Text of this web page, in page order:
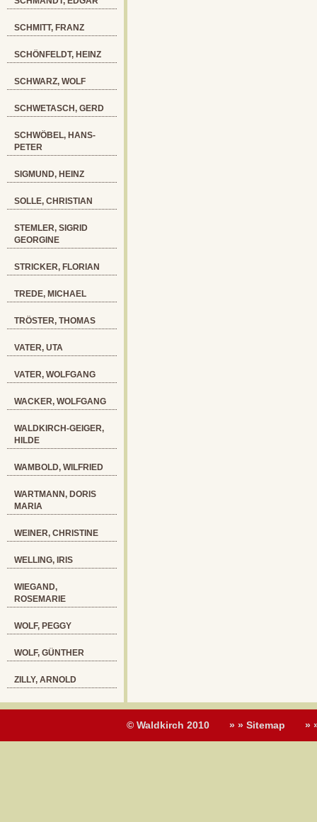
SCHMITT, FRANZ
SCHÖNFELDT, HEINZ
SCHWARZ, WOLF
SCHWETASCH, GERD
SCHWÖBEL, HANS-
PETER
SIGMUND, HEINZ
SOLLE, CHRISTIAN
STEMLER, SIGRID
GEORGINE
STRICKER, FLORIAN
TREDE, MICHAEL
TRÖSTER, THOMAS
VATER, UTA
VATER, WOLFGANG
WACKER, WOLFGANG
WALDKIRCH-GEIGER,
HILDE
WAMBOLD, WILFRIED
WARTMANN, DORIS
MARIA
WEINER, CHRISTINE
WELLING, IRIS
WIEGAND,
ROSEMARIE
WOLF, PEGGY
WOLF, GÜNTHER
ZILLY, ARNOLD
© Waldkirch 2010 » » Sitemap »